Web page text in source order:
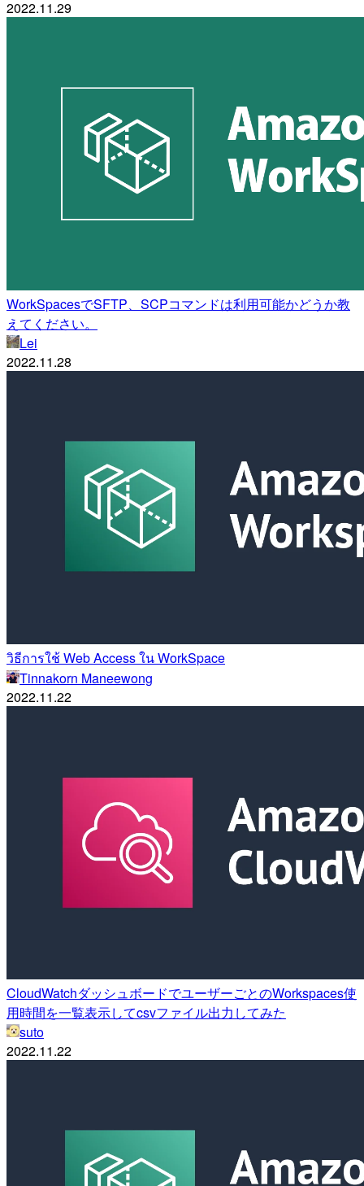
2022.11.29
WorkSpacesでSFTP、SCPコマンドは利用可能かどうか教
えてください。
Lei
2022.11.28
วิธีการใช้ Web Access ใน WorkSpace
Tinnakorn Maneewong
2022.11.22
CloudWatchダッシュボードでユーザーごとのWorkspaces使
用時間を一覧表示してcsvファイル出力してみた
suto
2022.11.22